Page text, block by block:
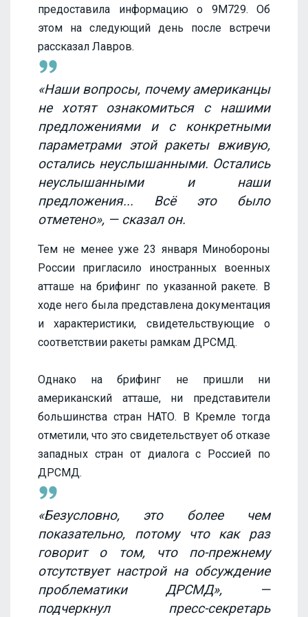
предоставила информацию о 9М729. Об
этом на следующий день после встречи
рассказал Лавров.
«Наши вопросы, почему американцы
не хотят ознакомиться с нашими
предложениями и с конкретными
параметрами этой ракеты вживую,
остались неуслышанными. Остались
неуслышанными и наши
предложения... Всё это было
отметено», — сказал он.
Тем не менее уже 23 января Минобороны
России пригласило иностранных военных
атташе на брифинг по указанной ракете. В
ходе него была представлена документация
и характеристики, свидетельствующие о
соответствии ракеты рамкам ДРСМД.
Однако на брифинг не пришли ни
американский атташе, ни представители
большинства стран НАТО. В Кремле тогда
отметили, что это свидетельствует об отказе
западных стран от диалога с Россией по
ДРСМД.
«Безусловно, это более чем
показательно, потому что как раз
говорит о том, что по-прежнему
отсутствует настрой на обсуждение
проблематики ДРСМД», —
подчеркнул пресс-секретарь